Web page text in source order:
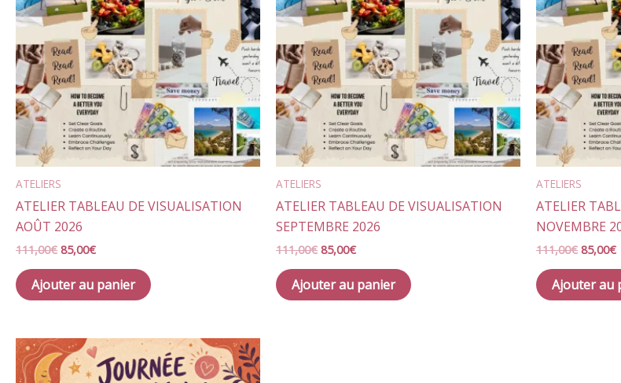
ATELIERS
ATELIER TABLEAU DE VISUALISATION
AOÛT 2026
111,00€ 85,00€
Ajouter au panier
ATELIERS
ATELIER TABLEAU DE VISUALISATION
SEPTEMBRE 2026
111,00€ 85,00€
Ajouter au panier
ATELIERS
ATELIER
NOVEMBRE
111,00€ 85,00€
Ajouter au